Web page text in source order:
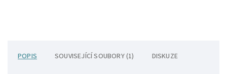
POPIS SOUVISEJÍCÍ SOUBORY (1) DISKUZE